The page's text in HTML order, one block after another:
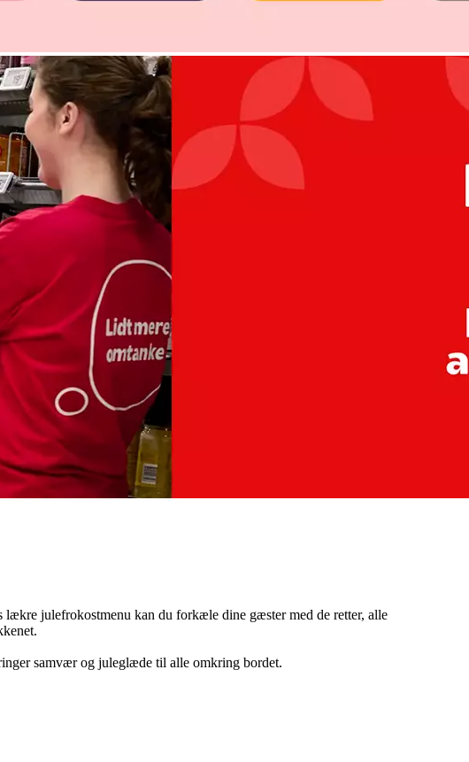
julefrokostmenu kan du forkæle dine gæster med de retter, alle
samvær og juleglæde til alle omkring bordet.